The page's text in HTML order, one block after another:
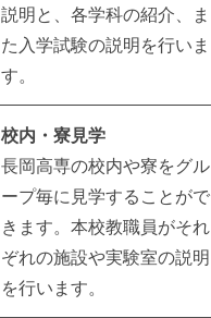
説明と、各学科の紹介、ま
た入学試験の説明を行いま
す。
校内・寮見学
長岡高専の校内や寮をグル
ープ毎に見学することがで
きます。本校教職員がそれ
ぞれの施設や実験室の説明
を行います。